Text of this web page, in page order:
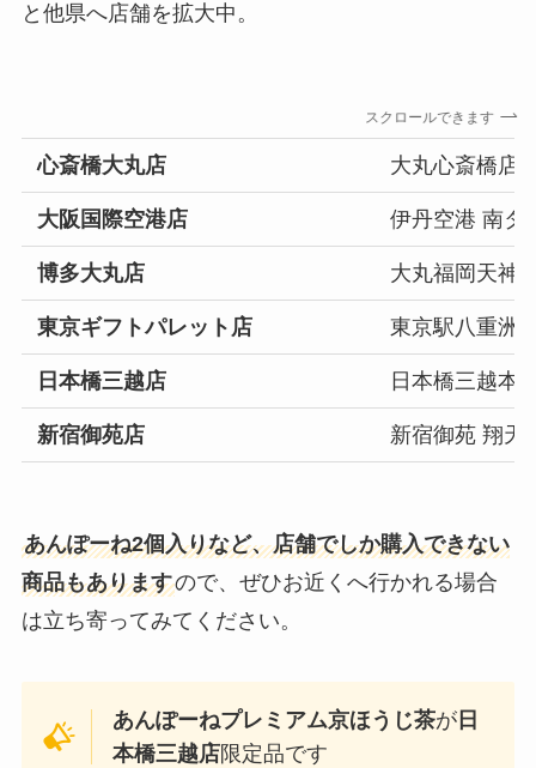
と他県へ店舗を拡大中。
スクロールできます
心斎橋大丸店 大丸心斎橋店
大阪国際空港店 伊丹空港 南タ
博多大丸店 大丸福岡天神
東京ギフトパレット店 東京駅八重洲
日本橋三越店 日本橋三越本
新宿御苑店 新宿御苑 翔天
あんぽーね2個入りなど、店舗でしか購入できない
商品もありますので、ぜひお近くへ行かれる場合
は立ち寄ってみてください。
あんぽーねプレミアム京ほうじ茶が 日
本橋三越店限定品です